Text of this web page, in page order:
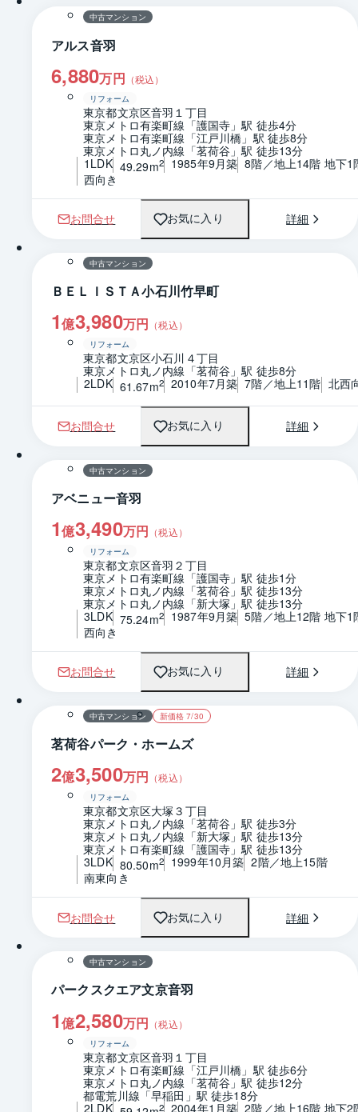
中古マンション
アルス音羽
6,880万円 （税込）
リフォーム
東京都文京区音羽１丁目
東京メトロ有楽町線「護国寺」駅 徒歩4分
東京メトロ有楽町線「江戸川橋」駅 徒歩8分
東京メトロ丸ノ内線「茗荷谷」駅 徒歩13分
1LDK 49.29m2 1985年9月築 8階／地上14階 地下1
西向き
お問合せ お気に入り 詳細
1 / 0 間取り
中古マンション
ＢＥＬＩＳＴＡ小石川竹早町
1億3,980万円 （税込）
リフォーム
東京都文京区小石川４丁目
東京メトロ丸ノ内線「茗荷谷」駅 徒歩8分
2LDK 61.67m2 2010年7月築 7階／地上11階 北西
お問合せ お気に入り 詳細
1 / 0 間取り
中古マンション
アベニュー音羽
1億3,490万円 （税込）
リフォーム
東京都文京区音羽２丁目
東京メトロ有楽町線「護国寺」駅 徒歩1分
東京メトロ丸ノ内線「茗荷谷」駅 徒歩13分
東京メトロ丸ノ内線「新大塚」駅 徒歩13分
3LDK 75.24m2 1987年9月築 5階／地上12階 地下1
西向き
お問合せ お気に入り 詳細
1 / 0 間取り
中古マンション 新価格 7/30
茗荷谷パーク・ホームズ
2億3,500万円 （税込）
リフォーム
東京都文京区大塚３丁目
東京メトロ丸ノ内線「茗荷谷」駅 徒歩3分
東京メトロ丸ノ内線「新大塚」駅 徒歩13分
東京メトロ有楽町線「護国寺」駅 徒歩13分
3LDK 80.50m2 1999年10月築 2階／地上15階
南東向き
お問合せ お気に入り 詳細
1 / 0 間取り
中古マンション
パークスクエア文京音羽
1億2,580万円 （税込）
リフォーム
東京都文京区音羽１丁目
東京メトロ有楽町線「江戸川橋」駅 徒歩6分
東京メトロ丸ノ内線「茗荷谷」駅 徒歩12分
都電荒川線「早稲田」駅 徒歩18分
2LDK
2 2004年1月築 2階／地上16階 地下2